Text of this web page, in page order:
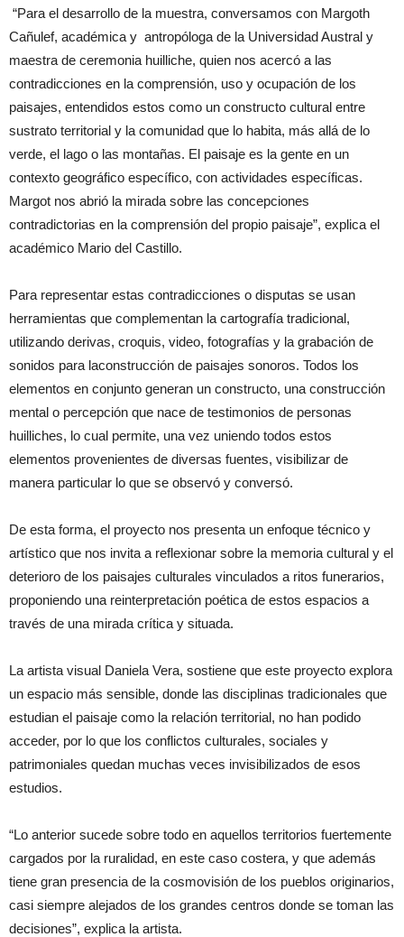
“Para el desarrollo de la muestra, conversamos con Margoth
Cañulef, académica y antropóloga de la Universidad Austral y
maestra de ceremonia huilliche, quien nos acercó a las
contradicciones en la comprensión, uso y ocupación de los
paisajes, entendidos estos como un constructo cultural entre
sustrato territorial y la comunidad que lo habita, más allá de lo
verde, el lago o las montañas. El paisaje es la gente en un
contexto geográfico específico, con actividades específicas.
Margot nos abrió la mirada sobre las concepciones
contradictorias en la comprensión del propio paisaje”, explica el
académico Mario del Castillo.
Para representar estas contradicciones o disputas se usan
herramientas que complementan la cartografía tradicional,
utilizando derivas, croquis, video, fotografías y la grabación de
sonidos para laconstrucción de paisajes sonoros. Todos los
elementos en conjunto generan un constructo, una construcción
mental o percepción que nace de testimonios de personas
huilliches, lo cual permite, una vez uniendo todos estos
elementos provenientes de diversas fuentes, visibilizar de
manera particular lo que se observó y conversó.
De esta forma, el proyecto nos presenta un enfoque técnico y
artístico que nos invita a reflexionar sobre la memoria cultural y el
deterioro de los paisajes culturales vinculados a ritos funerarios,
proponiendo una reinterpretación poética de estos espacios a
través de una mirada crítica y situada.
La artista visual Daniela Vera, sostiene que este proyecto explora
un espacio más sensible, donde las disciplinas tradicionales que
estudian el paisaje como la relación territorial, no han podido
acceder, por lo que los conflictos culturales, sociales y
patrimoniales quedan muchas veces invisibilizados de esos
estudios.
“Lo anterior sucede sobre todo en aquellos territorios fuertemente
cargados por la ruralidad, en este caso costera, y que además
tiene gran presencia de la cosmovisión de los pueblos originarios,
casi siempre alejados de los grandes centros donde se toman las
decisiones”, explica la artista.